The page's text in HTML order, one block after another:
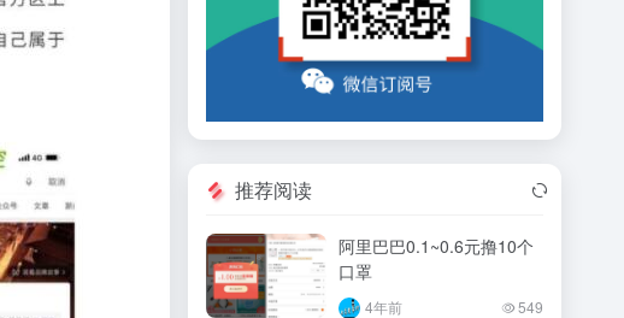
推荐阅读
阿里巴巴0.1~0.6元撸10个
口罩
4年前 549